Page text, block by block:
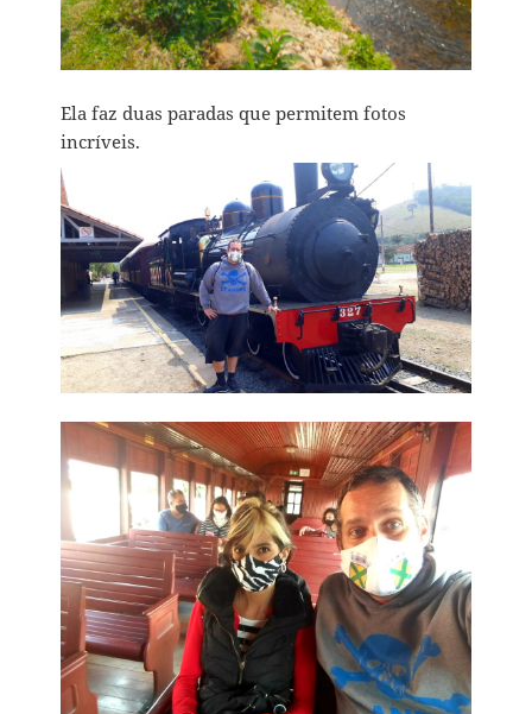
Ela faz duas paradas que permitem fotos
incríveis.